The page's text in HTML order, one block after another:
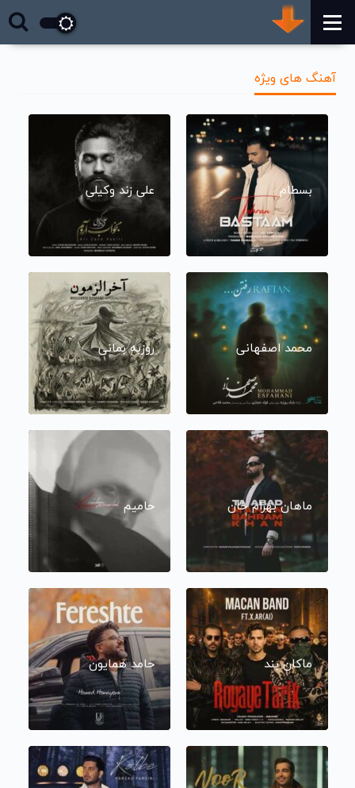
آهنگ های ویژه
بسطام علی زند وکیلی
محمد اصفهانی روزبه بمانی
ماهان بهرام خان حامیم
ماکان بند حامد همایون